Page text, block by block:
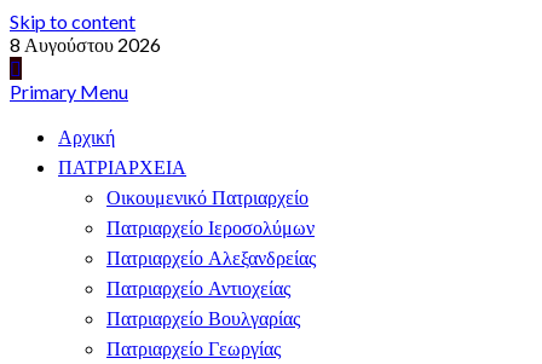
Skip to content
8 Αυγούστου 2026
Primary Menu
Αρχική
ΠΑΤΡΙΑΡΧΕΙΑ
Οικουμενικό Πατριαρχείο
Πατριαρχείο Ιεροσολύμων
Πατριαρχείο Αλεξανδρείας
Πατριαρχείο Αντιοχείας
Πατριαρχείο Βουλγαρίας
Πατριαρχείο Γεωργίας